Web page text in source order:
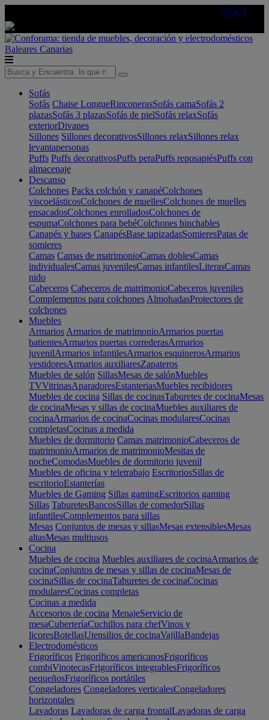
AQUÍ
Baleares Canarias
Sofás
Sofás Chaise LongueRinconerasSofás camaSofás 2
plazasSofás 3 plazasSofás de pielSofás relaxSofás
exteriorDivanes
Sillones Sillones decorativosSillones relaxSillones relax
levantapersonas
Puffs Puffs decorativosPuffs peraPuffs reposapiésPuffs con
almacenaje
Descanso
Colchones Packs colchón y canapéColchones
viscoelásticosColchones de muellesColchones de muelles
ensacadosColchones enrolladosColchones de
espumaColchones para bebéColchones hinchables
Canapés y bases CanapésBase tapizadasSomieresPatas de
somieres
Camas Camas de matrimonioCamas doblesCamas
individualesCamas juvenilesCamas infantilesLiterasCamas
nido
Cabeceros Cabeceros de matrimonioCabeceros juveniles
Complementos para colchones AlmohadasProtectores de
colchones
Muebles
Armarios Armarios de matrimonioArmarios puertas
batientesArmarios puertas correderasArmarios
juvenilArmarios infantilesArmarios esquinerosArmarios
vestidoresArmarios auxiliaresZapateros
Muebles de salón SillasMesas de salónMuebles
TVVitrinasAparadoresEstanteriasMuebles recibidores
Muebles de cocina Sillas de cocinasTaburetes de cocinaMesas
de cocinaMesas y sillas de cocinaMuebles auxiliares de
cocinaArmarios de cocinaCocinas modularesCocinas
completasCocinas a medida
Muebles de dormitorio Camas matrimonioCabeceros de
matrimonioArmarios de matrimonioMesitas de
nocheComodasMuebles de dormitorio juvenil
Muebles de oficina y teletrabajo EscritoriosSillas de
escritorioEstanterías
Muebles de Gaming Sillas gamingEscritorios gaming
Sillas TaburetesBancosSillas de comedorSillas
infantilesComplementos para sillas
Mesas Conjuntos de mesas y sillasMesas extensiblesMesas
altasMesas multiusos
Cocina
Muebles de cocina Muebles auxiliares de cocinaArmarios de
cocinaConjuntos de mesas y sillas de cocinaMesas de
cocinaSillas de cocinaTaburetes de cocinaCocinas
modularesCocinas completas
Cocinas a medida
Accesorios de cocina MenajeServicio de
mesaCuberteríaCuchillos para chefVinos y
licoresBotellasUtensilios de cocinaVajillaBandejas
Electrodomésticos
Frigoríficos Frigoríficos americanosFrigoríficos
combiVinotecasFrigoríficos integrablesFrigoríficos
pequeñosFrigoríficos portátiles
Congeladores Congeladores verticalesCongeladores
horizontales
Lavadoras Lavadoras de carga frontalLavadoras de carga